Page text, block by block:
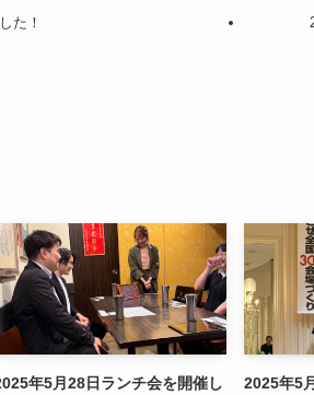
た！
年5月28日ランチ会を開催し
2025年5